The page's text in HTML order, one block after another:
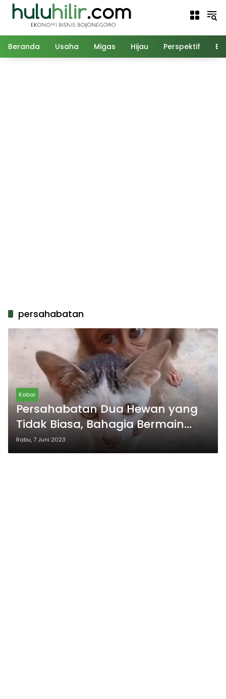
Langsung
Beranda Usaha Migas Hijau Perspektif
persahabatan
Kabar
Persahabatan Dua Hewan yang
Tidak Biasa, Bahagia Bermain
Bersama
Rabu, 7 Juni 2023